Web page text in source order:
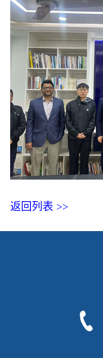
返回列表 >>